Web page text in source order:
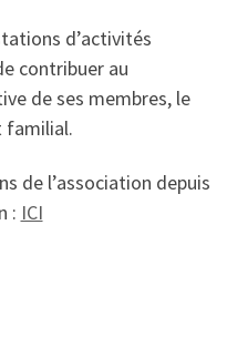
d’activités
contribuer au
de ses membres, le
familial.
de l’association depuis
: ICI